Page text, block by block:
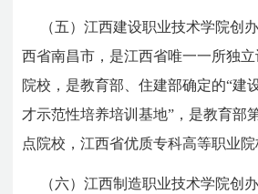
（五）江西建设职业技术学院创
西省南昌市，是江西省唯一一所独
院校，是教育部、住建部确定的“建
才示范性培养培训基地”，是教育部
点院校，江西省优质专科高等职业院
（六）江西制造职业技术学院创